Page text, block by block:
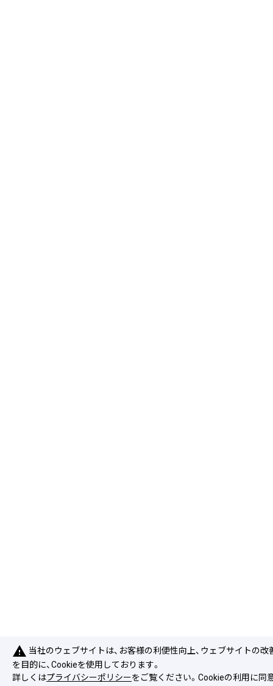
warning 当社のウェブサイトは、お客様の利便性向上、ウェブサイトの改
を目的に、Cookieを使用しております。
詳しくはプライバシーポリシーをご覧ください。Cookieの利用に同